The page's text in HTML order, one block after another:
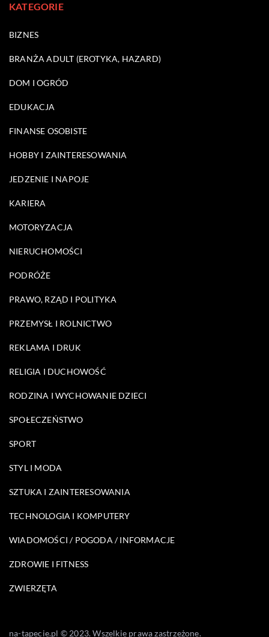
KATEGORIE
BIZNES
BRANŻA ADULT (EROTYKA, HAZARD)
DOM I OGRÓD
EDUKACJA
FINANSE OSOBISTE
HOBBY I ZAINTERESOWANIA
JEDZENIE I NAPOJE
KARIERA
MOTORYZACJA
NIERUCHOMOŚCI
PODRÓŻE
PRAWO, RZĄD I POLITYKA
PRZEMYSŁ I ROLNICTWO
REKLAMA I DRUK
RELIGIA I DUCHOWOŚĆ
RODZINA I WYCHOWANIE DZIECI
SPOŁECZEŃSTWO
SPORT
STYL I MODA
SZTUKA I ZAINTERESOWANIA
TECHNOLOGIA I KOMPUTERY
WIADOMOŚCI / POGODA / INFORMACJE
ZDROWIE I FITNESS
ZWIERZĘTA
na-tapecie.pl © 2023. Wszelkie prawa zastrzeżone.